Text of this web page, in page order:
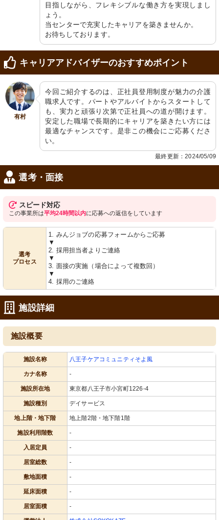
景観
広がる街並と碧い空の絶景を堪能でき
ます。心地よい風が日々の生活を豊か
にします。
玄関
アクセス便利な立地にあり、温かみの
ある迎え入れる空間が広がっていま
す。
目指しながら、フレキシブルな働き方を実現しまし
ょう。
当センターで充実したキャリアを築きませんか。
お待ちしております。
キャリアアドバイザーのおすすめポイント
有村
今回ご紹介するのは、正社員登用制度が魅力の介護
職求人です。パートやアルバイトからスタートして
も、実力と頑張り次第で正社員への道が開けます。
安定した職場で長期的にキャリアを築きたい方には
最適なチャンスです。是非この機会にご応募くださ
い。
最終更新：2024/05/09
選考・面接
スピード対応
この事業所は平均24時間以内に応募への返信をしています
選考
プロセス
1. みんジョブの応募フォームからご応募
▼
2. 採用担当者よりご連絡
▼
3. 面接の実施（場合によって複数回）
▼
4. 採用のご連絡
施設詳細
施設概要
施設名称 八王子ケアコミュニティそよ風
カナ名称 -
施設所在地 東京都八王子市小宮町1226-4
施設種別 デイサービス
地上階・地下階 地上階2階・地下階1階
施設利用階数 -
入居定員 -
居室総数 -
敷地面積 -
延床面積 -
居室面積 -